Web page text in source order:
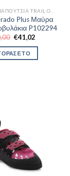
Plus Μαύρα
P102294
Original
price
was:
€70,00.
€41,02
τιμή
ΤΟ